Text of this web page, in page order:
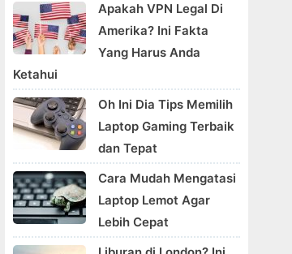
Apakah VPN Legal Di
Amerika? Ini Fakta
Yang Harus Anda
Ketahui
Oh Ini Dia Tips Memilih
Laptop Gaming Terbaik
dan Tepat
Cara Mudah Mengatasi
Laptop Lemot Agar
Lebih Cepat